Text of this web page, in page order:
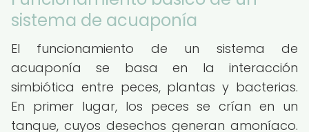
sistema de acuaponía
El funcionamiento de un sistema de
acuaponía se basa en la interacción
simbiótica entre peces, plantas y bacterias.
En primer lugar, los peces se crían en un
tanque, cuyos desechos generan amoníaco.